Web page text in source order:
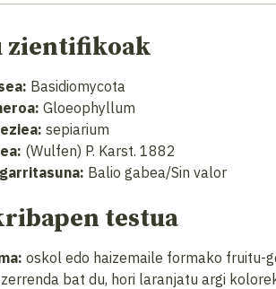
zientifikoak
Basidiomycota
Gloeophyllum
sepiarium
(Wulfen) P. Karst. 1882
Balio gabea/Sin valor
testua
oskol edo haizemaile formako fruitu-
bat du, hori laranjatu argi